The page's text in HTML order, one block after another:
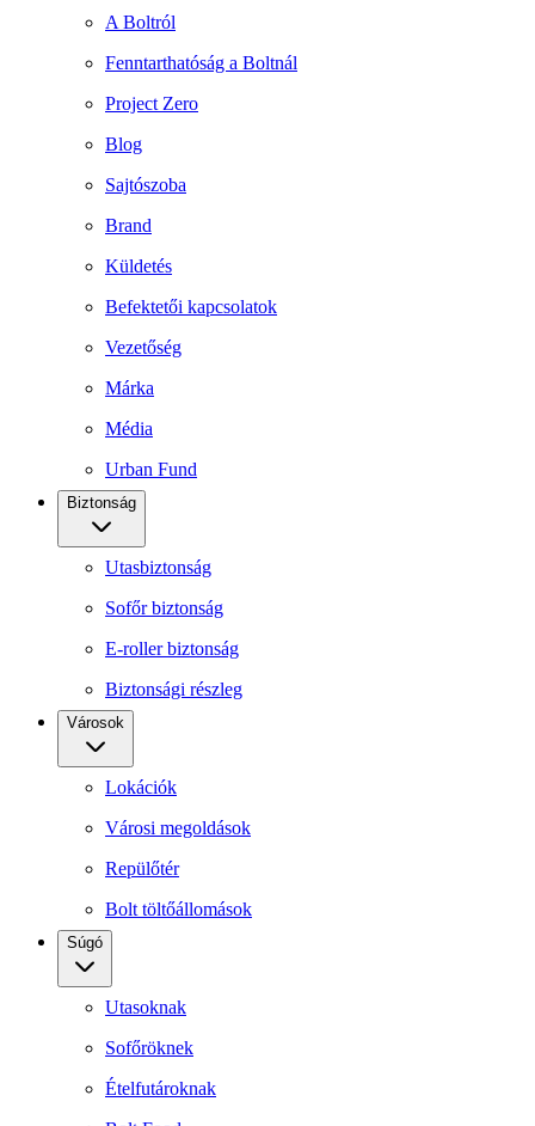
A Boltról
Fenntarthatóság a Boltnál
Project Zero
Blog
Sajtószoba
Brand
Küldetés
Befektetői kapcsolatok
Vezetőség
Márka
Média
Urban Fund
Biztonság
Utasbiztonság
Sofőr biztonság
E-roller biztonság
Biztonsági részleg
Városok
Lokációk
Városi megoldások
Repülőtér
Bolt töltőállomások
Súgó
Utasoknak
Sofőröknek
Ételfutároknak